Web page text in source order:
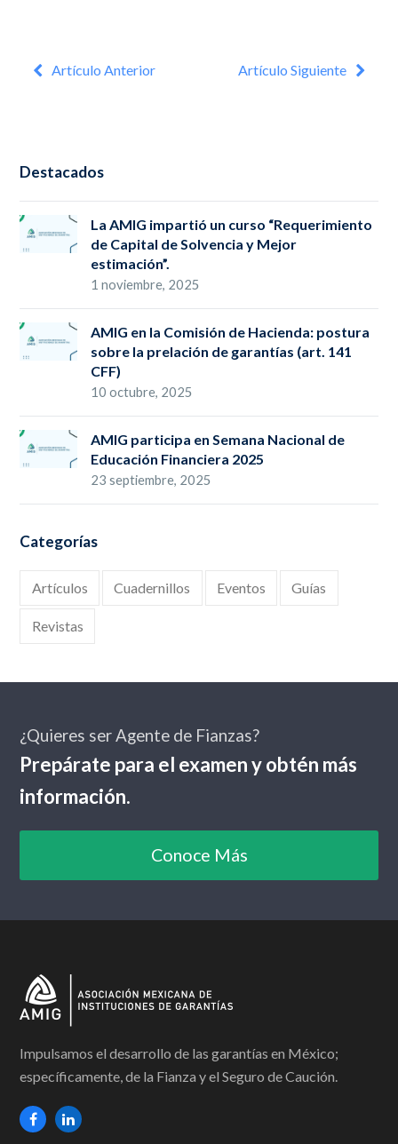
Artículo Anterior Artículo Siguiente
Destacados
La AMIG impartió un curso “Requerimiento
de Capital de Solvencia y Mejor
estimación”.
1 noviembre, 2025
AMIG en la Comisión de Hacienda: postura
sobre la prelación de garantías (art. 141
CFF)
10 octubre, 2025
AMIG participa en Semana Nacional de
Educación Financiera 2025
23 septiembre, 2025
Categorías
Artículos Cuadernillos Eventos Guías
Revistas
¿Quieres ser Agente de Fianzas?
Prepárate para el examen y obtén más
información.
Conoce Más
Impulsamos el desarrollo de las garantías en México;
específicamente, de la Fianza y el Seguro de Caución.
F
L